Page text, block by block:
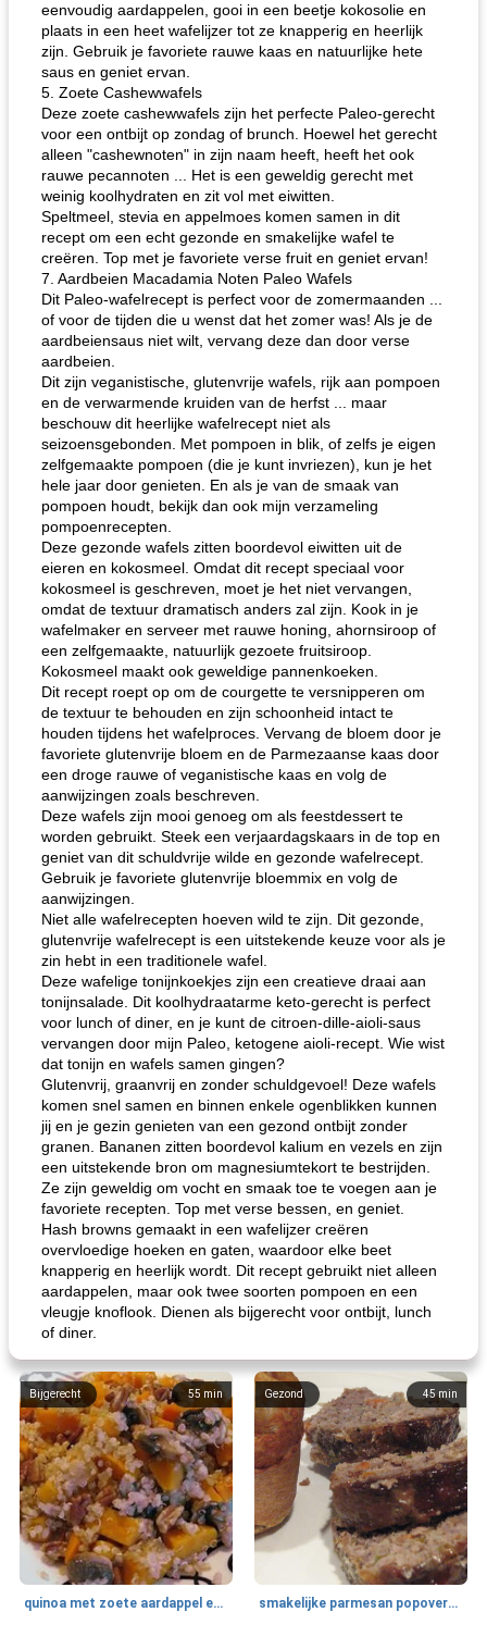
eenvoudig aardappelen, gooi in een beetje kokosolie en
plaats in een heet wafelijzer tot ze knapperig en heerlijk
zijn. Gebruik je favoriete rauwe kaas en natuurlijke hete
saus en geniet ervan.
5. Zoete Cashewwafels
Deze zoete cashewwafels zijn het perfecte Paleo-gerecht
voor een ontbijt op zondag of brunch. Hoewel het gerecht
alleen "cashewnoten" in zijn naam heeft, heeft het ook
rauwe pecannoten ... Het is een geweldig gerecht met
weinig koolhydraten en zit vol met eiwitten.
Speltmeel, stevia en appelmoes komen samen in dit
recept om een ​​echt gezonde en smakelijke wafel te
creëren. Top met je favoriete verse fruit en geniet ervan!
7. Aardbeien Macadamia Noten Paleo Wafels
Dit Paleo-wafelrecept is perfect voor de zomermaanden ...
of voor de tijden die u wenst dat het zomer was! Als je de
aardbeiensaus niet wilt, vervang deze dan door verse
aardbeien.
Dit zijn veganistische, glutenvrije wafels, rijk aan pompoen
en de verwarmende kruiden van de herfst ... maar
beschouw dit heerlijke wafelrecept niet als
seizoensgebonden. Met pompoen in blik, of zelfs je eigen
zelfgemaakte pompoen (die je kunt invriezen), kun je het
hele jaar door genieten. En als je van de smaak van
pompoen houdt, bekijk dan ook mijn verzameling
pompoenrecepten.
Deze gezonde wafels zitten boordevol eiwitten uit de
eieren en kokosmeel. Omdat dit recept speciaal voor
kokosmeel is geschreven, moet je het niet vervangen,
omdat de textuur dramatisch anders zal zijn. Kook in je
wafelmaker en serveer met rauwe honing, ahornsiroop of
een zelfgemaakte, natuurlijk gezoete fruitsiroop.
Kokosmeel maakt ook geweldige pannenkoeken.
Dit recept roept op om de courgette te versnipperen om
de textuur te behouden en zijn schoonheid intact te
houden tijdens het wafelproces. Vervang de bloem door je
favoriete glutenvrije bloem en de Parmezaanse kaas door
een droge rauwe of veganistische kaas en volg de
aanwijzingen zoals beschreven.
Deze wafels zijn mooi genoeg om als feestdessert te
worden gebruikt. Steek een verjaardagskaars in de top en
geniet van dit schuldvrije wilde en gezonde wafelrecept.
Gebruik je favoriete glutenvrije bloemmix en volg de
aanwijzingen.
Niet alle wafelrecepten hoeven wild te zijn. Dit gezonde,
glutenvrije wafelrecept is een uitstekende keuze voor als je
zin hebt in een traditionele wafel.
Deze wafelige tonijnkoekjes zijn een creatieve draai aan
tonijnsalade. Dit koolhydraatarme keto-gerecht is perfect
voor lunch of diner, en je kunt de citroen-dille-aioli-saus
vervangen door mijn Paleo, ketogene aioli-recept. Wie wist
dat tonijn en wafels samen gingen?
Glutenvrij, graanvrij en zonder schuldgevoel! Deze wafels
komen snel samen en binnen enkele ogenblikken kunnen
jij en je gezin genieten van een gezond ontbijt zonder
granen. Bananen zitten boordevol kalium en vezels en zijn
een uitstekende bron om magnesiumtekort te bestrijden.
Ze zijn geweldig om vocht en smaak toe te voegen aan je
favoriete recepten. Top met verse bessen, en geniet.
Hash browns gemaakt in een wafelijzer creëren
overvloedige hoeken en gaten, waardoor elke beet
knapperig en heerlijk wordt. Dit recept gebruikt niet alleen
aardappelen, maar ook twee soorten pompoen en een
vleugje knoflook. Dienen als bijgerecht voor ontbijt, lunch
of diner.
55 min
Bijgerecht
quinoa met zoete aardappel en champignons
45min
Gezond
smakelijke parmesan popovers (gezonder!)